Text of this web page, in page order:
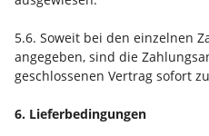
5.6. Soweit bei den einzelnen
angegeben, sind die
geschlossenen Vertrag sofort
6. Lieferbedingungen